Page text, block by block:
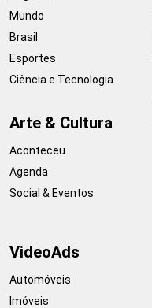
Mundo
Brasil
Esportes
Ciência e Tecnologia
Arte & Cultura
Aconteceu
Agenda
Social & Eventos
VideoAds
Automóveis
Imóveis